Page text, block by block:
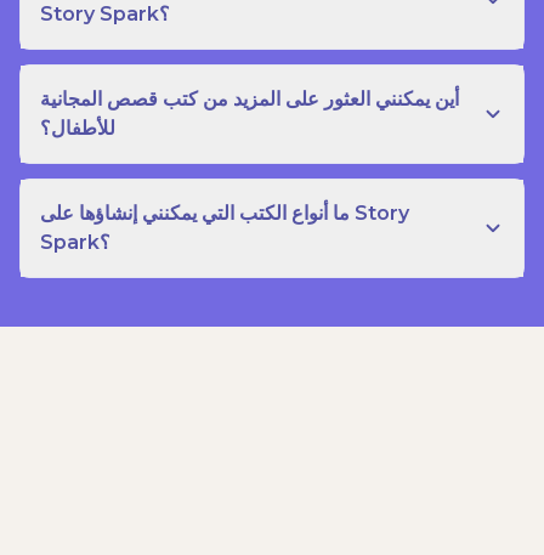
Story Spark؟
أين يمكنني العثور على المزيد من كتب قصص المجانية
للأطفال؟
ما أنواع الكتب التي يمكنني إنشاؤها على Story
Spark؟